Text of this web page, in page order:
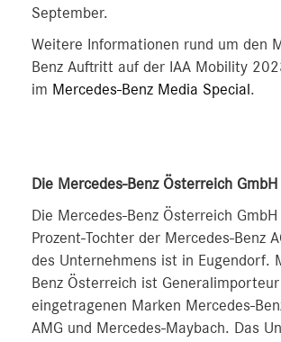
September.
Weitere Informationen rund um den
Benz Auftritt auf der IAA Mobility
im Mercedes-Benz Media Special .
Die Mercedes-Benz Österreich GmbH
Die Mercedes-Benz Österreich
Prozent-Tochter der Mercedes-Benz
des Unternehmens ist in Eugendorf.
Benz Österreich ist
eingetragenen Marken Mercedes-
AMG und Mercedes-Maybach. Das